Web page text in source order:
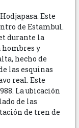
Este
de Estambul.
durante la
hombres y
hecho de
las esquinas
real. Este
La ubicación
de las
de tren de